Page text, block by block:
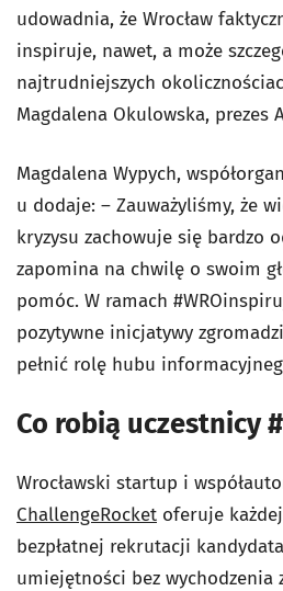
udowadnia, że Wrocław
inspiruje, nawet, a może
najtrudniejszych
Magdalena Okulowska, prezes
Magdalena Wypych,
u dodaje: – Zauważyliśmy, że
kryzysu zachowuje się bardzo
zapomina na chwilę o swoim
pomóc. W ramach
pozytywne inicjatywy
pełnić rolę hubu
Co robią uczestnicy
Wrocławski startup i
ChallengeRocket oferuje
bezpłatnej rekrutacji
umiejętności bez wychodzenia